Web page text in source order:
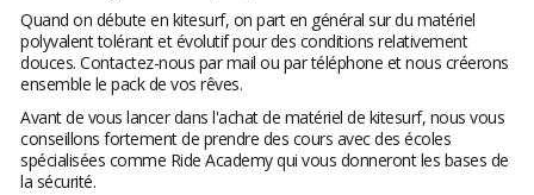
Quand on débute en kitesurf, on part en général sur du matériel
polyvalent tolérant et évolutif pour des conditions relativement
douces. Contactez-nous par mail ou par téléphone et nous créerons
ensemble le pack de vos rêves.
Avant de vous lancer dans l'achat de matériel de kitesurf, nous vous
conseillons fortement de prendre des cours avec des écoles
spécialisées comme Ride Academy qui vous donneront les bases de
la sécurité.